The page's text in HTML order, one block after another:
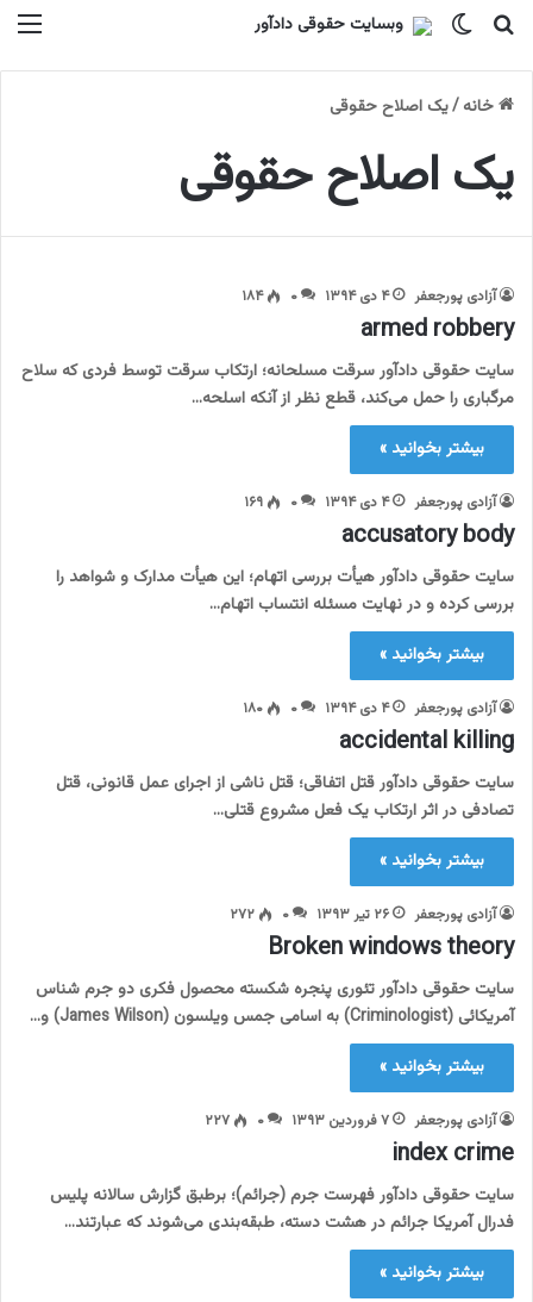
جستجو برایتغییر پوسته
خانه/یک اصلاح حقوقی
یک اصلاح حقوقی
آزادی پورجعفر ۴ دی ۱۳۹۴ ۰ ۱۸۴
armed robbery
سایت حقوقی دادآور سرقت مسلحانه؛ ارتکاب سرقت توسط فردی که سلاح
مرگباری را حمل می‌کند، قطع نظر از آنکه اسلحه…
بیشتر بخوانید »
آزادی پورجعفر ۴ دی ۱۳۹۴ ۰ ۱۶۹
accusatory body
سایت حقوقی دادآور هیأت بررسی اتهام؛ این هیأت مدارک و شواهد را
بررسی کرده و در نهایت مسئله انتساب اتهام…
بیشتر بخوانید »
آزادی پورجعفر ۴ دی ۱۳۹۴ ۰ ۱۸۰
accidental killing
سایت حقوقی دادآور قتل اتفاقی؛ قتل ناشی از اجرای عمل قانونی، قتل
تصادفی در اثر ارتکاب یک فعل مشروع قتلی…
بیشتر بخوانید »
آزادی پورجعفر ۲۶ تیر ۱۳۹۳ ۰ ۲۷۲
Broken windows theory
سایت حقوقی دادآور تئوری پنجره شکسته محصول فکری دو جرم شناس
آمریکائی (Criminologist) به اسامی جمس ویلسون (James Wilson) و…
بیشتر بخوانید »
آزادی پورجعفر ۷ فروردین ۱۳۹۳ ۰ ۲۲۷
index crime
سایت حقوقی دادآور فهرست جرم (جرائم)؛ برطبق گزارش سالانه پلیس
فدرال آمریکا جرائم در هشت دسته، طبقه‌بندی می‌شوند که عبارتند…
بیشتر بخوانید »